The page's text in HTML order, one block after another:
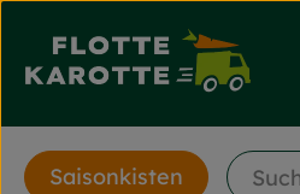
Saisonkisten